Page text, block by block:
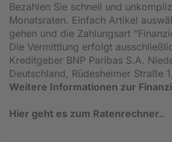
Bezahlen Sie schnell und
Monatsraten. Einfach Artikel
gehen und die Zahlungsart
Die Vermittlung erfolgt
Kreditgeber BNP Paribas S.A.
Deutschland, Rüdesheimer Straße
Weitere Informationen zur
Hier geht es zum Ratenrechner..